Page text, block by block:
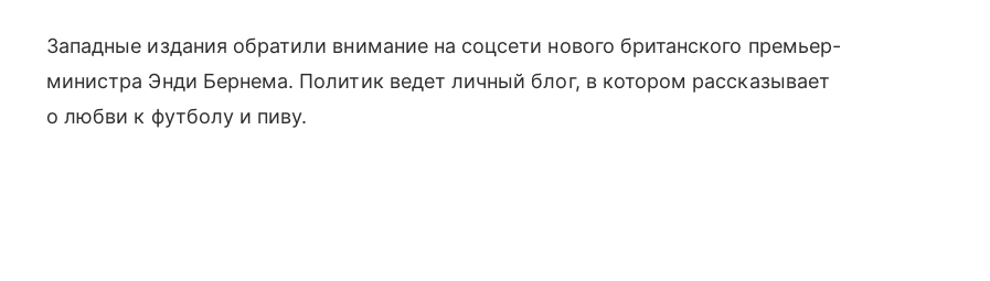
Западные издания обратили внимание на соцсети нового британского премьер-
министра Энди Бернема. Политик ведет личный блог, в котором рассказывает
о любви к футболу и пиву.